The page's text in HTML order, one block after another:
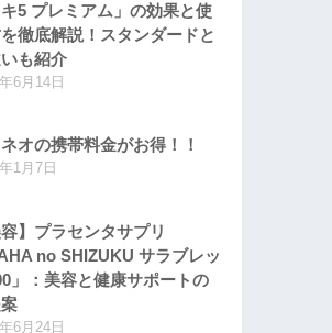
キ5 プレミアム」の効果と使
徹底解説！スタンダードと
も紹介
6月14日
オの携帯料金がお得！！
1月7日
容】プラセンタサプリ
no SHIZUKU サラブレッ
」：美容と健康サポートの
6月24日